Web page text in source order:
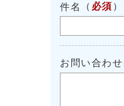
件名 （ 必須 ）
お問い合わ